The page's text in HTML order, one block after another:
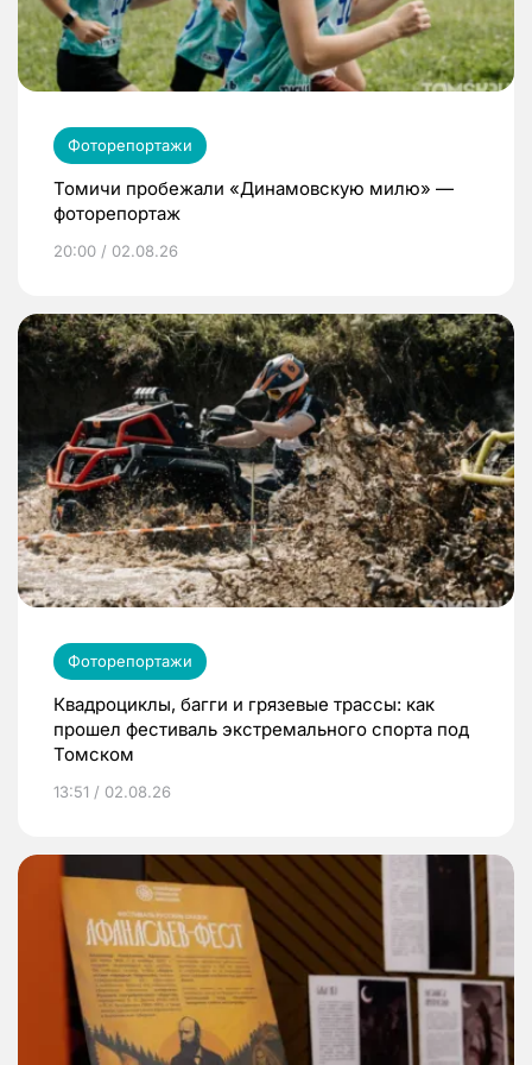
Фоторепортажи
Томичи пробежали «Динамовскую милю» —
фоторепортаж
20:00 / 02.08.26
Фоторепортажи
Квадроциклы, багги и грязевые трассы: как
прошел фестиваль экстремального спорта под
Томском
13:51 / 02.08.26